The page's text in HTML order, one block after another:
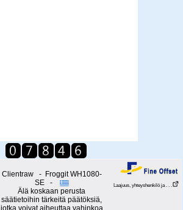
Clientraw - Froggit WH1080-
SE -
Älä koskaan perusta
säätietoihin tärkeitä päätöksiä,
jotka voivat aiheuttaa vahinkoa
Laajuus, yhteyshenkilö ja . . .